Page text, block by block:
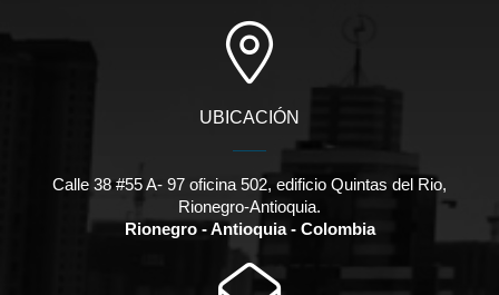
UBICACIÓN
Calle 38 #55 A- 97 oficina 502, edificio Quintas del Rio,
Rionegro-Antioquia.
Rionegro - Antioquia - Colombia